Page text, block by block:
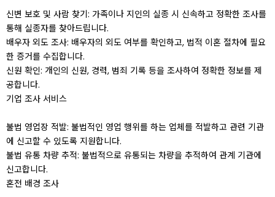
신변 보호 및 사람 찾기: 가족이나 지인의 실종 시 신속하고 정확한 조사를
통해 실종자를 찾아드립니다.
배우자 외도 조사: 배우자의 외도 여부를 확인하고, 법적 이혼 절차에 필요
한 증거를 수집합니다.
신원 확인: 개인의 신원, 경력, 범죄 기록 등을 조사하여 정확한 정보를 제
공합니다.
기업 조사 서비스
불법 영업장 적발: 불법적인 영업 행위를 하는 업체를 적발하고 관련 기관
에 신고할 수 있도록 지원합니다.
불법 유통 차량 추적: 불법적으로 유통되는 차량을 추적하여 관계 기관에
신고합니다.
혼전 배경 조사